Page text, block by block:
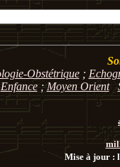
Obstétrique;
Enfance; Moyen Orient
Mise à jour :